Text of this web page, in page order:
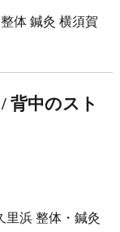
体 鍼灸 横須賀
背中のスト
里浜 整体・鍼灸